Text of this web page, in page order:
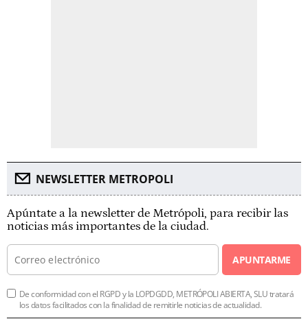
NEWSLETTER METROPOLI
Apúntate a la newsletter de Metrópoli, para recibir las
noticias más importantes de la ciudad.
APUNTARME
De conformidad con el RGPD y la LOPDGDD, METRÓPOLI ABIERTA, SLU tratará
los datos facilitados con la finalidad de remitirle noticias de actualidad.